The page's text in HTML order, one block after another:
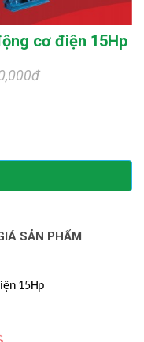
cơ điện 15Hp
SẢN PHẨM
15Hp